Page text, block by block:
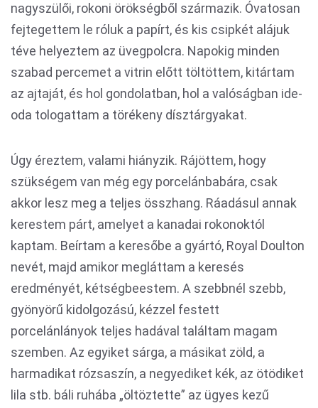
nagyszülői, rokoni örökségből származik. Óvatosan
fejtegettem le róluk a papírt, és kis csipkét alájuk
téve helyeztem az üvegpolcra. Napokig minden
szabad percemet a vitrin előtt töltöttem, kitártam
az ajtaját, és hol gondolatban, hol a valóságban ide-
oda tologattam a törékeny dísztárgyakat.
Úgy éreztem, valami hiányzik. Rájöttem, hogy
szükségem van még egy porcelánbabára, csak
akkor lesz meg a teljes összhang. Ráadásul annak
kerestem párt, amelyet a kanadai rokonoktól
kaptam. Beírtam a keresőbe a gyártó, Royal Doulton
nevét, majd amikor megláttam a keresés
eredményét, kétségbeestem. A szebbnél szebb,
gyönyörű kidolgozású, kézzel festett
porcelánlányok teljes hadával találtam magam
szemben. Az egyiket sárga, a másikat zöld, a
harmadikat rózsaszín, a negyediket kék, az ötödiket
lila stb. báli ruhába „öltöztette” az ügyes kezű